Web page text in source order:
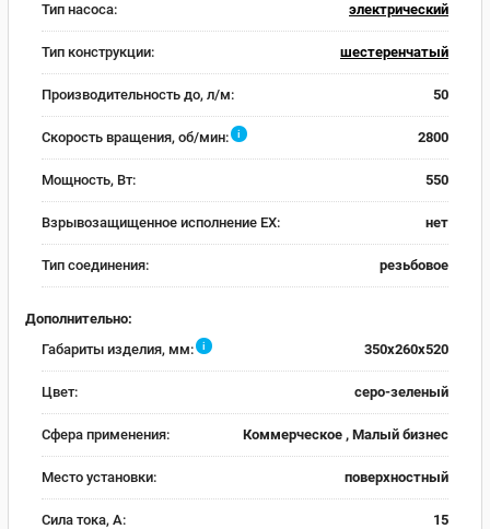
Тип насоса: электрический
Тип конструкции: шестеренчатый
Производительность до, л/м: 50
Скорость вращения, об/мин: i 2800
Мощность, Вт: 550
Взрывозащищенное исполнение EX: нет
Тип соединения: резьбовое
Дополнительно:
Габариты изделия, мм:
i 350x260x520
Цвет: серо-зеленый
Сфера применения: Коммерческое , Малый бизнес
Место установки: поверхностный
Сила тока, А: 15